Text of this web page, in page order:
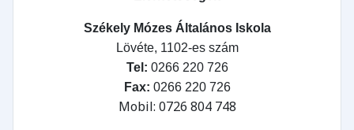
Székely Mózes Általános Iskola
Lövéte, 1102-es szám
Tel: 0266 220 726
Fax: 0266 220 726
Mobil: 0726 804 748